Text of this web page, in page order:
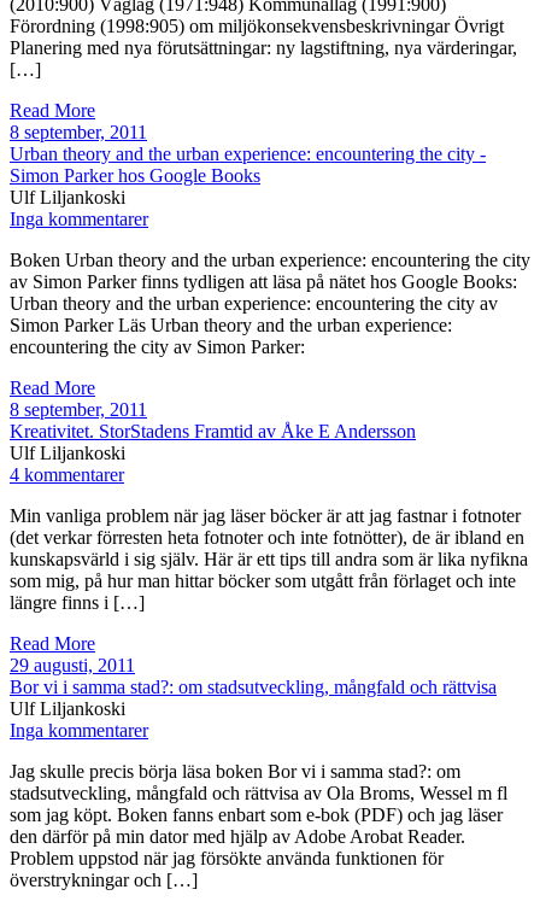
Förordning (1998:905) om miljökonsekvensbeskrivningar Övrigt
Planering med nya förutsättningar: ny lagstiftning, nya värderingar,
[…]
Read More
8 september, 2011
Urban theory and the urban experience: encountering the city -
Simon Parker hos Google Books
Ulf Liljankoski
Inga kommentarer
Boken Urban theory and the urban experience: encountering the city
av Simon Parker finns tydligen att läsa på nätet hos Google Books:
Urban theory and the urban experience: encountering the city av
Simon Parker Läs Urban theory and the urban experience:
encountering the city av Simon Parker:
Read More
8 september, 2011
Kreativitet. StorStadens Framtid av Åke E Andersson
Ulf Liljankoski
4 kommentarer
Min vanliga problem när jag läser böcker är att jag fastnar i fotnoter
(det verkar förresten heta fotnoter och inte fotnötter), de är ibland en
kunskapsvärld i sig själv. Här är ett tips till andra som är lika nyfikna
som mig, på hur man hittar böcker som utgått från förlaget och inte
längre finns i […]
Read More
29 augusti, 2011
Bor vi i samma stad?: om stadsutveckling, mångfald och rättvisa
Ulf Liljankoski
Inga kommentarer
Jag skulle precis börja läsa boken Bor vi i samma stad?: om
stadsutveckling, mångfald och rättvisa av Ola Broms, Wessel m fl
som jag köpt. Boken fanns enbart som e-bok (PDF) och jag läser
den därför på min dator med hjälp av Adobe Arobat Reader.
Problem uppstod när jag försökte använda funktionen för
överstrykningar och […]